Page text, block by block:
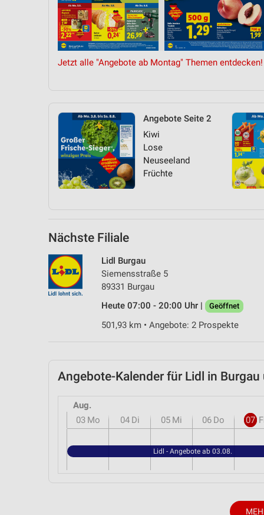
Jetzt alle "Angebote ab Montag" Themen entdecken!
Angebote Seite 2
Kiwi
Lose
Neuseeland
Früchte
Nächste Filiale
Lidl Burgau
Siemensstraße 5
89331 Burgau
Heute 07:00 - 20:00 Uhr |
Geöffnet
501,93 km • Angebote: 2 Prospekte
Angebote-Kalender für Lidl in
Aug.
03 Mo 04 Di 05 Mi 06 Do 07
Lidl - Angebote ab 03.08.
Analyse von Zielgruppen durch Statistiken oder Kombinationen
Entwicklung und Verbesserung der Angebote
Verwendung genauer Standortdaten
Geräte anhand von aktiv angeforderten Informationen
Nicht-IAB-Verarbeitungszwecke:
Notwendig